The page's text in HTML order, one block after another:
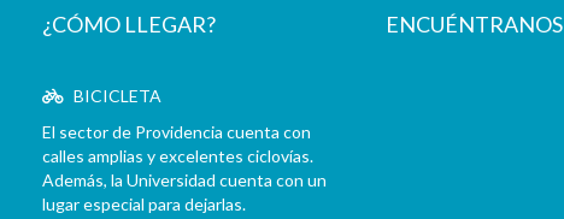
¿CÓMO LLEGAR?
BICICLETA
El sector de Providencia cuenta con
calles amplias y excelentes ciclovías.
Además, la Universidad cuenta con un
lugar especial para dejarlas.
ENCUÉNTRANOS